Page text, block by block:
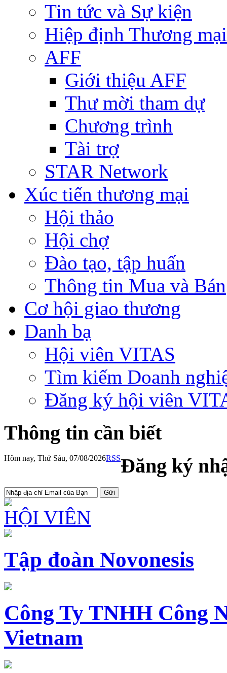
Tin tức và Sự kiện
Hiệp định Thương
AFF
Giới thiệu AFF
Thư mời tham dự
Chương trình
Tài trợ
STAR Network
Xúc tiến thương mại
Hội thảo
Hội chợ
Đào tạo, tập huấn
Thông tin Mua và Bán
Cơ hội giao thương
Danh bạ
Hội viên VITAS
Tìm kiếm Doanh
Đăng ký hội viên
Thông tin cần biết
Hôm nay, Thứ Sáu, 07/08/2026RSSĐăng ký
HỘI VIÊN
Tập đoàn Novonesis
Công Ty TNHH Công
Vietnam